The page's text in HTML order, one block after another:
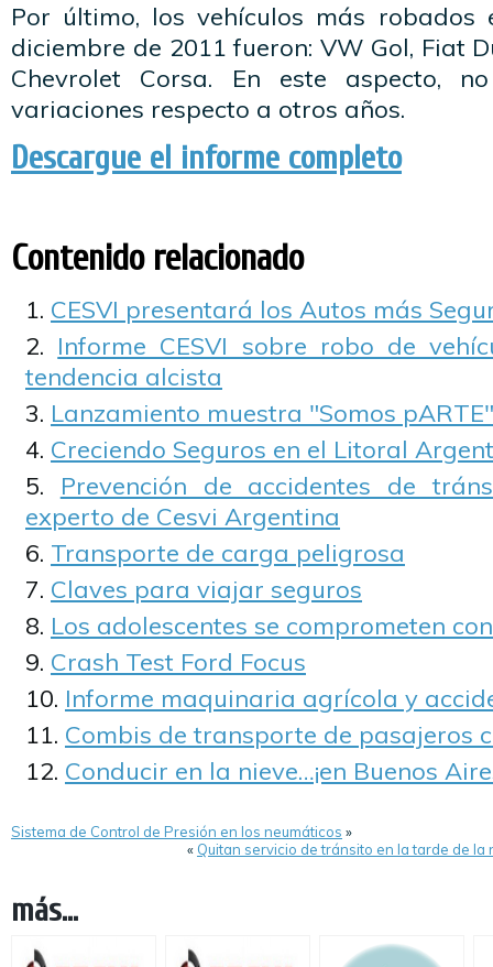
Por último, los vehículos más robados
diciembre de 2011 fueron: VW Gol, Fiat
Chevrolet Corsa. En este aspecto,
variaciones respecto a otros años.
Descargue el informe completo
Contenido relacionado
CESVI presentará los Autos más
Informe CESVI sobre robo de
tendencia alcista
Lanzamiento muestra "Somos pARTE"
Creciendo Seguros en el Litoral
Prevención de accidentes de
experto de Cesvi Argentina
Transporte de carga peligrosa
Claves para viajar seguros
Los adolescentes se comprometen
Crash Test Ford Focus
Informe maquinaria agrícola y
Combis de transporte de pasajeros
Conducir en la nieve…¡en Buenos
Sistema de Control de Presión en los neumáticos »
« Quitan servicio de tránsito en la tarde de la
más...